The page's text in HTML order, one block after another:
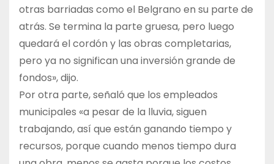
otras barriadas como el Belgrano en su parte de
atrás. Se termina la parte gruesa, pero luego
quedará el cordón y las obras completarias,
pero ya no significan una inversión grande de
fondos», dijo.
Por otra parte, señaló que los empleados
municipales «a pesar de la lluvia, siguen
trabajando, así que están ganando tiempo y
recursos, porque cuando menos tiempo dura